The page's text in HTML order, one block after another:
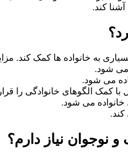
کند.
به خانواده ها کمک کند.
می شود.
می شود.
کمک الگوهای خانوادگی را
می شود.
کند.
نوجوان نیاز دارم؟